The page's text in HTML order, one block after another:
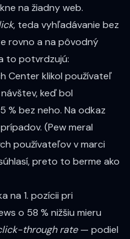
na žiadny web.
, teda vyhľadávanie bez
rovno a na pôvodný
to potvrdzujú:
Centerklikol používateľ
keď bol
% bez neho. Na odkaz
(Pew meral
používateľov v marci
preto to berme ako
na 1. pozícii pri
o 58 % nižšiu mieru
through rate— podiel